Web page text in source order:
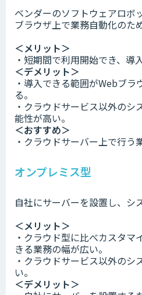
ベンダーのソフトウェアロボ
ブラウザ上で業務自動化のた
＜メリット＞
・短期間で利用開始でき、導
＜デメリット＞
・導入できる範囲がWebブ
る。
・クラウドサービス以外のシ
能性が高い。
＜おすすめ＞
・クラウドサーバー上で行う
オンプレミス型
自社にサーバーを設置し、シ
＜メリット＞
・クラウド型に比べカスタマ
きる業務の幅が広い。
・クラウドサービス以外のシ
い。
＜デメリット＞